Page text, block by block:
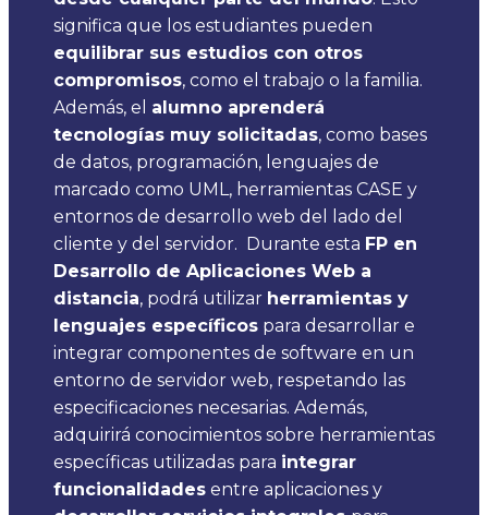
significa que los estudiantes pueden
equilibrar sus estudios con otros
compromisos, como el trabajo o la familia.
Además, el alumno aprenderá
tecnologías muy solicitadas, como bases
de datos, programación, lenguajes de
marcado como UML, herramientas CASE y
entornos de desarrollo web del lado del
cliente y del servidor. Durante esta FP en
Desarrollo de Aplicaciones Web a
distancia, podrá utilizar herramientas y
lenguajes específicos para desarrollar e
integrar componentes de software en un
entorno de servidor web, respetando las
especificaciones necesarias. Además,
adquirirá conocimientos sobre herramientas
específicas utilizadas para integrar
funcionalidades entre aplicaciones y